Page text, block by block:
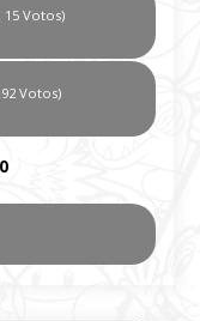
15 Votos)
Votos)